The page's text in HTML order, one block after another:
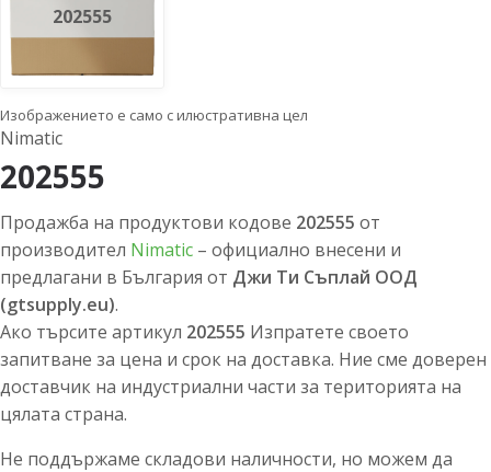
202555
Изображението е само с илюстративна цел
Nimatic
202555
Продажба на продуктови кодове 202555 от
производител Nimatic – официално внесени и
предлагани в България от Джи Ти Съплай ООД
(gtsupply.eu).
Ако търсите артикул 202555 Изпратете своето
запитване за цена и срок на доставка. Ние сме доверен
доставчик на индустриални части за територията на
цялата страна.
Не поддържаме складови наличности, но можем да